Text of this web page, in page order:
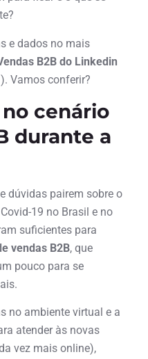
e dados no mais
B2B do Linkedin
Vamos conferir?
cenário
durante a
dúvidas pairem sobre o
19 no Brasil e no
suficientes para
vendas B2B, que
pouco para se
no ambiente virtual e a
atender às novas
vez mais online),